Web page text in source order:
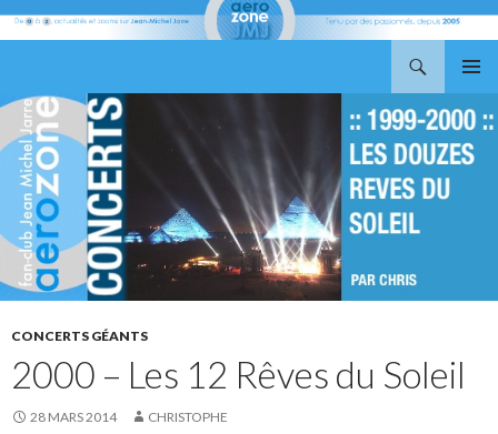
AU
CONTENU
CONCERTS GÉANTS
2000 – Les 12 Rêves du Soleil
28 MARS 2014 CHRISTOPHE